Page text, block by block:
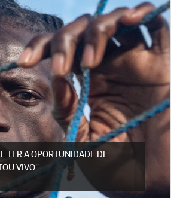
TER A OPORTUNIDADE DE
VIVO”